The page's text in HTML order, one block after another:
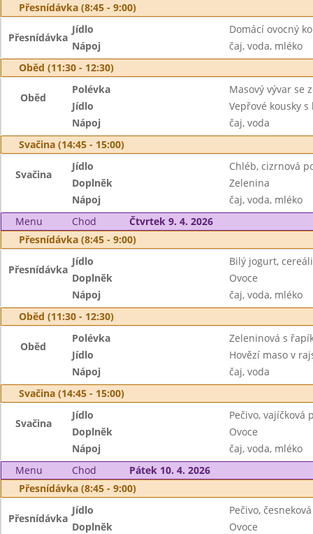
Přesnídávka (8:45 - 9:00)
Přesnídávka
Jídlo
Domácí ovocný
Nápoj
čaj, voda, mléko
Oběd (11:30 - 12:30)
Oběd
Polévka
Masový vývar se
Jídlo
Vepřové kousky
Nápoj
čaj, voda
Svačina (14:45 - 15:00)
Svačina
Jídlo
Chléb, cizrnová
Doplněk
Zelenina
Nápoj
čaj, voda, mléko
Menu
Chod
Čtvrtek 9. 4. 2026
Přesnídávka (8:45 - 9:00)
Přesnídávka
Jídlo
Bilý jogurt,
Doplněk
Ovoce
Nápoj
čaj, voda, mléko
Oběd (11:30 - 12:30)
Oběd
Polévka
Zeleninová s
Jídlo
Hovězí maso v
Nápoj
čaj, voda
Svačina (14:45 - 15:00)
Svačina
Jídlo
Pečivo, vajíčková
Doplněk
Ovoce
Nápoj
čaj, voda, mléko
Menu
Chod
Pátek 10. 4. 2026
Přesnídávka (8:45 - 9:00)
Přesnídávka
Jídlo
Pečivo,
Doplněk
Ovoce